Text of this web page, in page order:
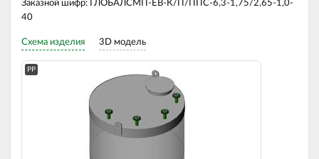
Заказной шифр: ГЛОБАЛСМП-ЕВ-К/П/ППС-6,3-1,75/2,65-1,0-
40
Схема изделия 3D модель
PP